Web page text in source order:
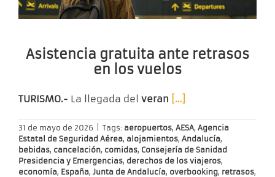
Asistencia gratuita ante retrasos
en los vuelos
TURISMO.- La llegada del veran […]
31 de mayo de 2026 Tags: aeropuertos, AESA, Agencia
Estatal de Seguridad Aérea, alojamientos, Andalucía,
bebidas, cancelación, comidas, Consejería de Sanidad
Presidencia y Emergencias, derechos de los viajeros,
economía, España, Junta de Andalucía, overbooking, retrasos,